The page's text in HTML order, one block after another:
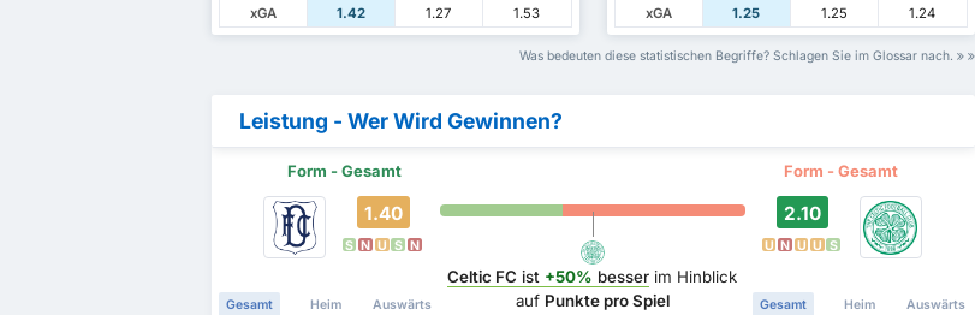
xGA
1.42 1.27 1.53
xGA
1.25 1.25 1.24
Was bedeuten diese statistischen Begriffe? Schlagen Sie im Glossar nach.
Leistung - Wer Wird Gewinnen?
Form - Gesamt Form - Gesamt
1.40
S N U S N
Gesamt Heim Auswärts
Celtic FC ist +50% besser im Hinblick
auf Punkte pro Spiel
2.10
U N U U S
Gesamt Heim Auswärts